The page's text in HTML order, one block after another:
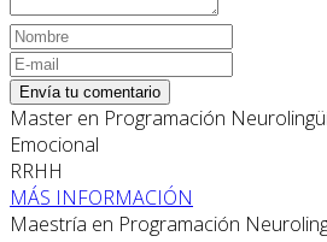
Envía tu comentario
Master en Programación
Emocional
RRHH
MÁS INFORMACIÓN
Maestría en Programación